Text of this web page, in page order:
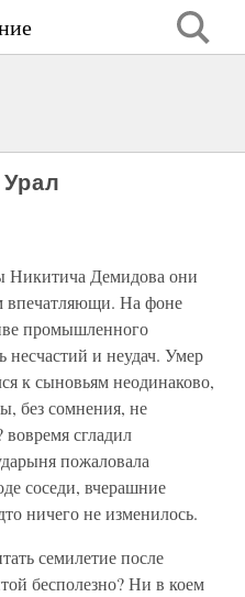
Никитича Демидова они
впечатляющи. На фоне
промышленного
и неудач. Умер
к сыновьям неодинаково,
без сомнения, не
вовремя сгладил
пожаловала
соседи, вчерашние
ничего не изменилось.
семилетие после
бесполезно? Ни в коем